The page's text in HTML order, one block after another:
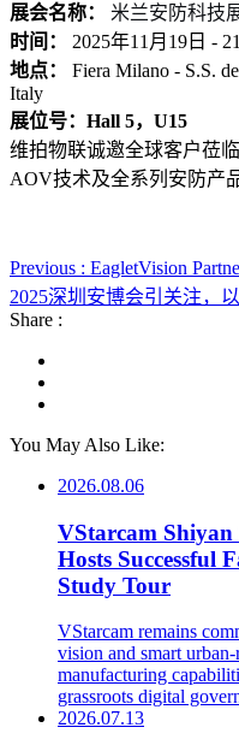
展会名称：
米兰安防科技
时间：
2025年11月19日 -
地点：
Fiera Milano - S.S.
Italy
展位号：Hall 5，U15
维拍物联诚邀全球客户莅
AOV技术及全系列安防产
Previous : EagletVision
2025深圳安博会引关注，
Share :
You May Also Like:
2026.08.06
VStarcam
Hosts Successful
Study Tour
VStarcam remains
vision and smart
manufacturing
grassroots digital
2026.07.13